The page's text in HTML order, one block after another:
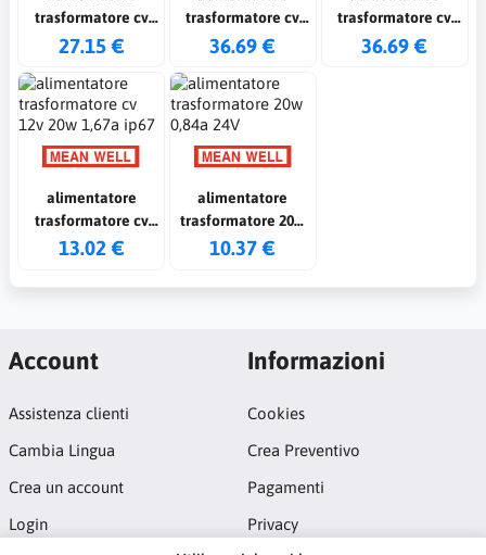
trasformatore cv
24v 100w 4,2a lpv-
27.15 €
trasformatore cv
12v 120w 10a lpv-
36.69 €
trasformatore cv
24v 150w 6,3a lpv-
36.69 €
alimentatore
trasformatore cv
12v 20w 1,67a ip67
13.02 €
alimentatore
trasformatore 20w
0,84a 24V
10.37 €
Account
Assistenza clienti
Cambia Lingua
Crea un account
Login
Informazioni
Cookies
Crea Preventivo
Pagamenti
Privacy